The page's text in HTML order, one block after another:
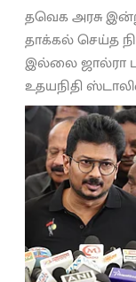
தவெக அரசு
தாக்கல் செய்த
இல்லை ஜால்ரா
உதயநிதி